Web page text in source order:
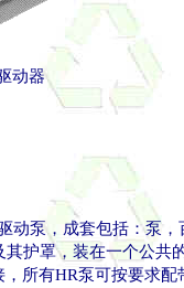
动器
泵，成套包括：泵，
护罩，装在一个公共
所有HR泵可按要求配